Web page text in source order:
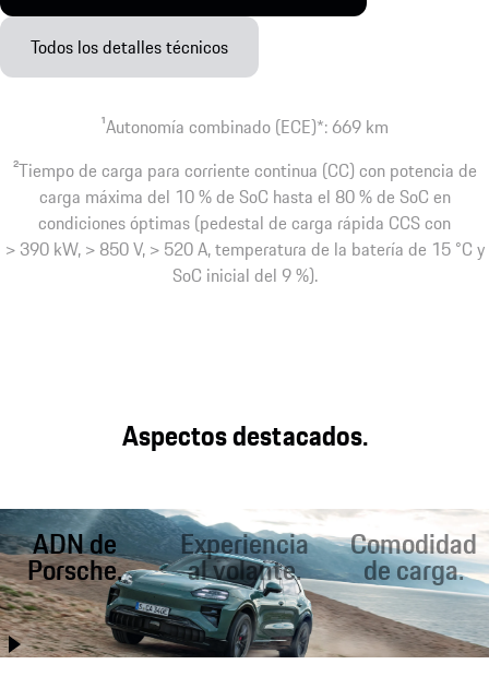
Todos los detalles técnicos
1Autonomía combinado (ECE)*: 669 km
2Tiempo de carga para corriente continua (CC) con potencia de
carga máxima del 10 % de SoC hasta el 80 % de SoC en
condiciones óptimas (pedestal de carga rápida CCS con
> 390 kW, > 850 V, > 520 A, temperatura de la batería de 15 °C y
SoC inicial del 9 %).
Aspectos destacados.
ADN de
Porsche.
Mejor que nunca, el
Cayenne combina
Experiencia
al volante.
Condiciones
óptimas para una
Comodidad
de carga.
Carga rápida en la
carretera. Carga